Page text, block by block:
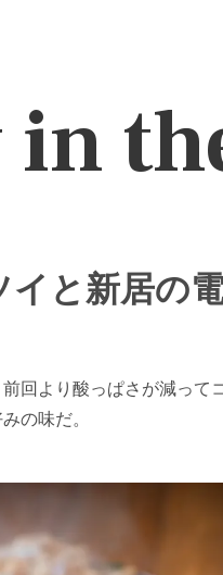
in
と新居の電
回より酸っぱさが減って
の味だ。